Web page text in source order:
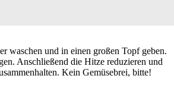
waschen und in einen großen Topf geben.
Anschließend die Hitze reduzieren und
Kein Gemüsebrei, bitte!